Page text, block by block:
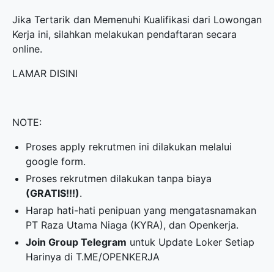
Jika Tertarik dan Memenuhi Kualifikasi dari Lowongan
Kerja ini, silahkan melakukan pendaftaran secara
online.
LAMAR DISINI
NOTE:
Proses apply rekrutmen ini dilakukan melalui
google form.
Proses rekrutmen dilakukan tanpa biaya
(GRATIS!!!).
Harap hati-hati penipuan yang mengatasnamakan
PT Raza Utama Niaga (KYRA), dan Openkerja.
Join Group Telegram untuk Update Loker Setiap
Harinya diT.ME/OPENKERJA